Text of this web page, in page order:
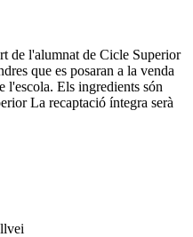
de l'alumnat de Cicle Superior
que es posaran a la venda
l'escola. Els ingredients són
La recaptació íntegra serà